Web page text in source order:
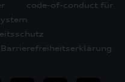
code-of-conduct für
Barrierefreiheitserklärung